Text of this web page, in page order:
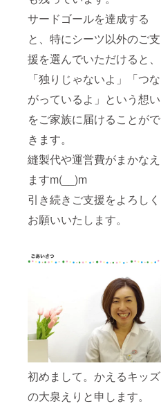
サードゴールを達成する
と、特にシーツ以外のご支
援を選んでいただけると、
「独りじゃないよ」「つな
がっているよ」という想い
をご家族に届けることがで
きます。
縫製代や運営費がまかなえ
ますm(__)m
引き続きご支援をよろしく
お願いいたします。
初めまして。かえるキッズ
の大泉えりと申します。